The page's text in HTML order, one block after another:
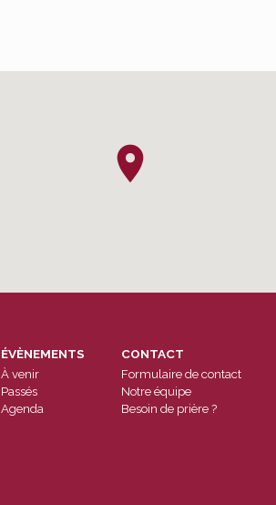
ÉVÈNEMENTS
À venir
Passés
Agenda
CONTACT
Formulaire de contact
Notre équipe
Besoin de prière ?